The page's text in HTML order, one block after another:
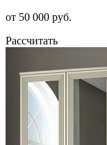
от 50 000 руб.
Рассчитать